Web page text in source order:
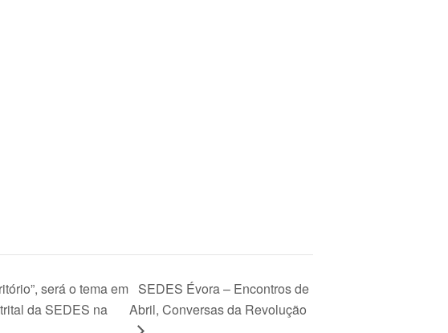
será o tema em
da SEDES na
SEDES Évora – Encontros de
Abril, Conversas da Revolução